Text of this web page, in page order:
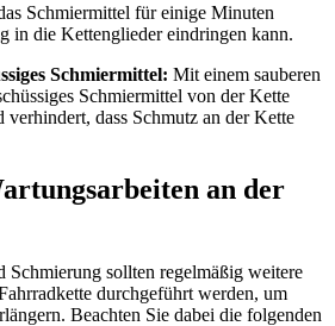
Schmiermittel für einige Minuten
in die Kettenglieder eindringen kann.
Schmiermittel: Mit einem sauberen
Schmiermittel von der Kette
dass Schmutz an der Kette
an der
Schmierung sollten regelmäßig weitere
durchgeführt werden, um
Beachten Sie dabei die folgenden